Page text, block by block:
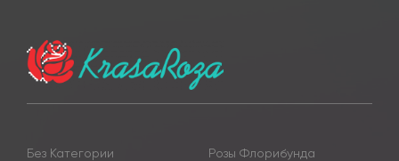
Без Категории Розы Флорибунда